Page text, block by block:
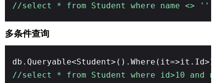
//select * from Student where name <> ''
多条件查询
//select * from Student where id>10 and